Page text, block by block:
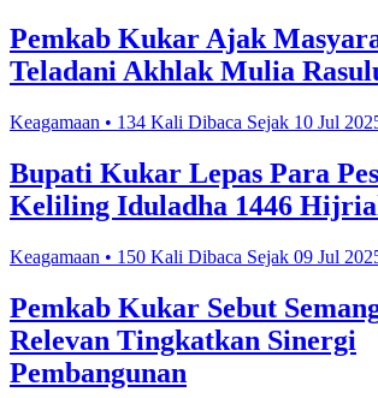
Pemkab Kukar Ajak
Teladani Akhlak Mulia
Keagamaan • 134 Kali Dibaca Sejak 10 Jul
Bupati Kukar Lepas Para
Keliling Iduladha 1446
Keagamaan • 150 Kali Dibaca Sejak 09 Jul
Pemkab Kukar Sebut
Relevan Tingkatkan Sinergi
Pembangunan